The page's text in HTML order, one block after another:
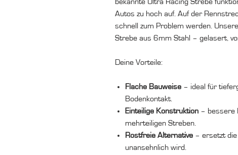
Autos zu hoch auf. Auf der
schnell zum Problem werden.
Strebe aus 6mm Stahl – gelasert,
Deine Vorteile:
Flache Bauweise – ideal für
Bodenkontakt.
Einteilige Konstruktion – bessere
mehrteiligen Streben.
Rostfreie Alternative – ersetzt die
unansehnlich wird.